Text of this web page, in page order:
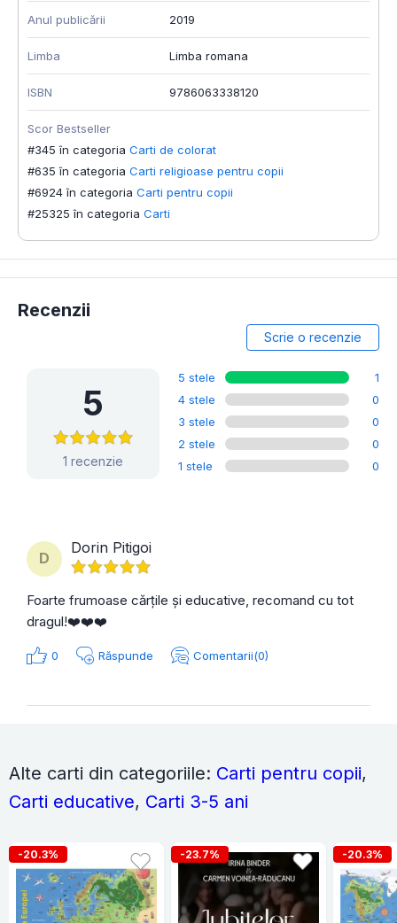
Anul publicării 2019
Limba Limba romana
ISBN 9786063338120
Scor Bestseller
#345 în categoria Carti de colorat
#635 în categoria Carti religioase pentru copii
#6924 în categoria Carti pentru copii
#25325 în categoria Carti
Recenzii
Scrie o recenzie
5
1 recenzie
5 stele
1
4 stele
0
3 stele
0
2 stele
0
1 stele
0
D
Dorin Pitigoi
Foarte frumoase cărțile și educative, recomand cu tot
dragul!❤️❤️❤️
0 Răspunde Comentarii(0)
Alte carti din categoriile: Carti pentru copii,
Carti educative, Carti 3-5 ani
-20.3% -23.7% -20.3%